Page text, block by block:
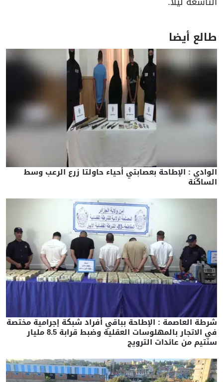
طالع أيضا
الوادي : الإطاحة بعصابتي أحياء حاولتا زرع الرعب وسط
الساكنة
شرطة العاصمة : الإطاحة بباقي أفراد شبكة إجرامية مختصة
في الاتجار بالمهلوسات العقلية وضبط قرابة 8.5 مليار
سنتيم من عائدات الترويج